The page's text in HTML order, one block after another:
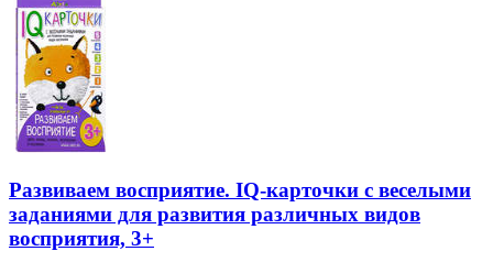
Развиваем восприятие. IQ-карточки с веселыми
заданиями для развития различных видов
восприятия, 3+